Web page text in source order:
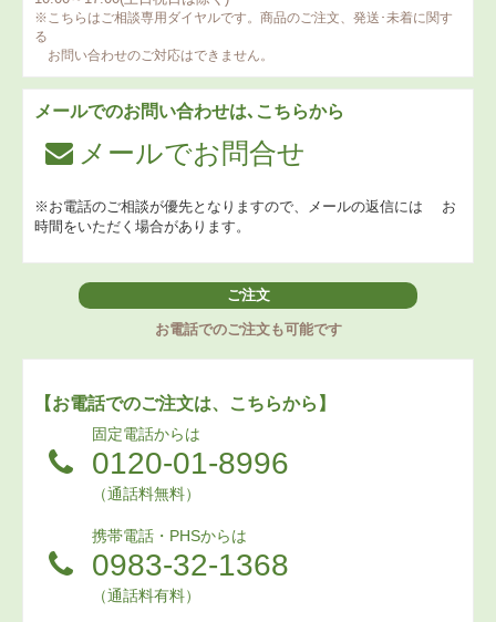
※こちらはご相談専用ダイヤルです。商品のご注文、発送･未着に関す
る
お問い合わせのご対応はできません。
メールでのお問い合わせは､こちらから
メールでお問合せ
※お電話のご相談が優先となりますので、メールの返信には お
時間をいただく場合があります。
ご注文
お電話でのご注文も可能です
【お電話でのご注文は、こちらから】
固定電話からは
0120-01-8996
（通話料無料）
携帯電話・PHSからは
0983-32-1368
（通話料有料）